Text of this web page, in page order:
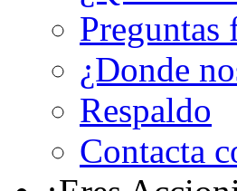
Preguntas
¿Donde
Respaldo
Contacta